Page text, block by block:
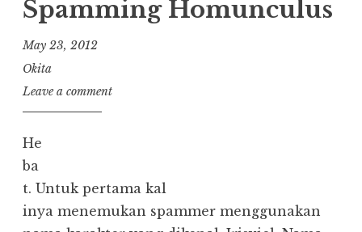
Spamming Homunculus
May 23, 2012
Okita
Leave a comment
He
ba
t. Untuk pertama kal
inya menemukan spammer menggunakan